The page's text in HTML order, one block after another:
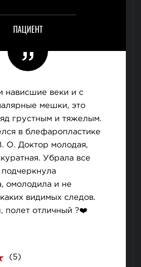
ПАЦИЕНТ
нависшие веки и с
мешки, это
грустным и тяжелым.
в блефаропластике
О. Доктор молодая,
Убрала все
подчеркнула
омолодила и не
видимых следов.
полет отличный ?❤️
(5)